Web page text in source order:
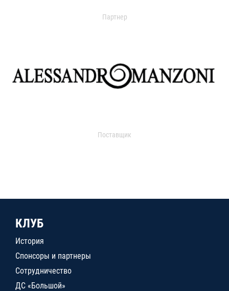
Партнер
Поставщик
КЛУБ
История
Спонсоры и партнеры
Сотрудничество
ДС «Большой»